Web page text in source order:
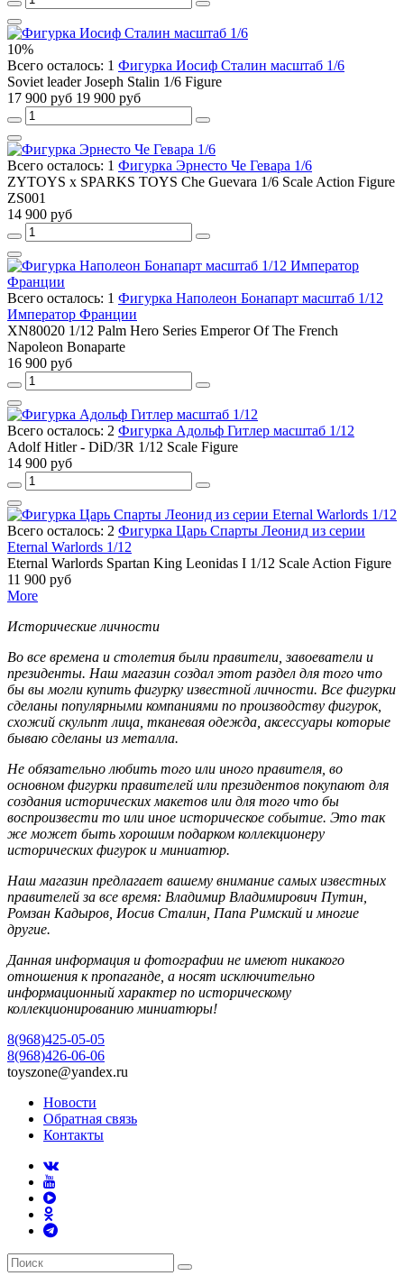
10%
Всего осталось: 1 Фигурка Иосиф Сталин масштаб 1/6
Soviet leader Joseph Stalin 1/6 Figure
17 900 руб 19 900 руб
Всего осталось: 1 Фигурка Эрнесто Че Гевара 1/6
ZYTOYS x SPARKS TOYS Che Guevara 1/6 Scale Action Figure
ZS001
14 900 руб
Всего осталось: 1 Фигурка Наполеон Бонапарт масштаб 1/12
Император Франции
XN80020 1/12 Palm Hero Series Emperor Of The French
Napoleon Bonaparte
16 900 руб
Всего осталось: 2 Фигурка Адольф Гитлер масштаб 1/12
Adolf Hitler - DiD/3R 1/12 Scale Figure
14 900 руб
Всего осталось: 2 Фигурка Царь Спарты Леонид из серии
Eternal Warlords 1/12
Eternal Warlords Spartan King Leonidas I 1/12 Scale Action Figure
11 900 руб
More
Исторические личности
Во все времена и столетия были правители, завоеватели и
президенты. Наш магазин создал этот раздел для того что
бы вы могли купить фигурку известной личности. Все фигурки
сделаны популярными компаниями по производству фигурок,
схожий скульпт лица, тканевая одежда, аксессуары которые
бываю сделаны из металла.
Не обязательно любить того или иного правителя, во
основном фигурки правителей или президентов покупают для
создания исторических макетов или для того что бы
воспроизвести то или иное историческое событие. Это так
же может быть хорошим подарком коллекционеру
исторических фигурок и миниатюр.
Наш магазин предлагает вашему внимание самых известных
правителей за все время: Владимир Владимирович Путин,
Ромзан Кадыров, Иосив Сталин, Папа Римский и многие
другие.
Данная информация и фотографии не имеют никакого
отношения к пропаганде, а носят исключительно
информационный характер по историческому
коллекционированию миниатюры!
8(968)425-05-05
8(968)426-06-06
toyszone@yandex.ru
Новости
Обратная связь
Контакты